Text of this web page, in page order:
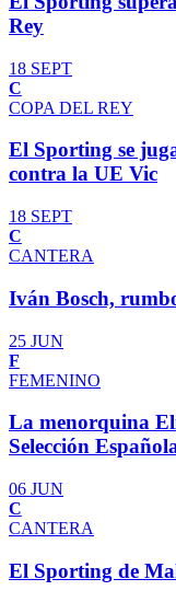
Rey
18 SEPT
C
COPA DEL REY
El Sporting se
contra la UE Vic
18 SEPT
C
CANTERA
Iván Bosch,
25 JUN
F
FEMENINO
La menorquina
Selección
06 JUN
C
CANTERA
El Sporting de